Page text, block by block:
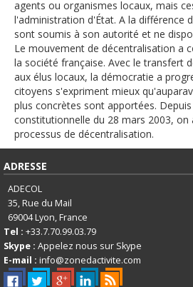
agents ou organismes locaux, mais
l'administration d'État. A la différence
sont soumis à son autorité et ne
Le mouvement de décentralisation a
la société française. Avec le transfert
aux élus locaux, la démocratie a
citoyens s'expriment mieux
plus concrètes sont apportées.
constitutionnelle du 28 mars 2003, on
processus de décentralisation.
ADRESSE
ADECOL
35, Rue du Mail
69004Lyon, France
Tel : +33.7.70.99.03.79
Skype : Appelez nous sur Skype
E-mail : info@zonedactivite.com